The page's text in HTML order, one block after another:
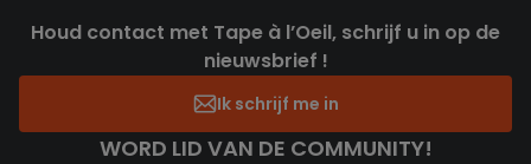
Houd contact met Tape à l’Oeil, schrijf u in op de
nieuwsbrief !
Ik schrijf me in
WORD LID VAN DE COMMUNITY!